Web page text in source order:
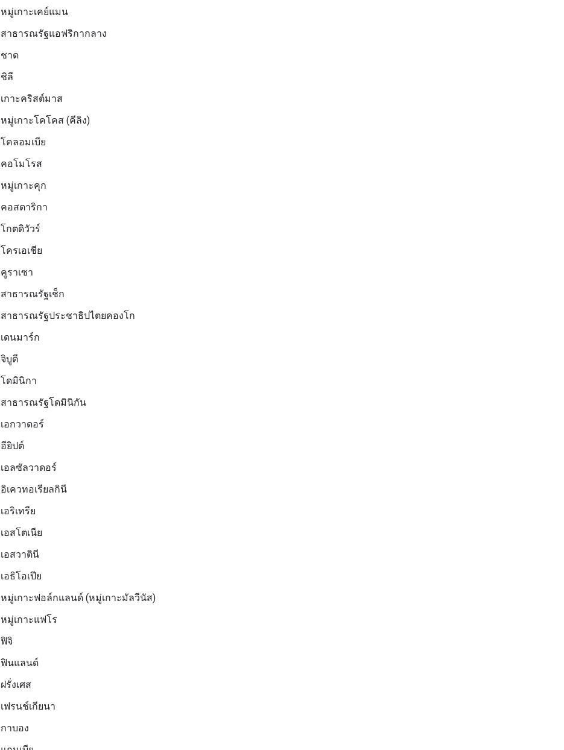
หมู่เกาะเคย์แมน
สาธารณรัฐแอฟริกากลาง
ชาด
ชิลี
เกาะคริสต์มาส
หมู่เกาะโคโคส (คีลิง)
โคลอมเบีย
คอโมโรส
หมู่เกาะคุก
คอสตาริกา
โกตดิวัวร์
โครเอเชีย
คูราเซา
สาธารณรัฐเช็ก
สาธารณรัฐประชาธิปไตยคองโก
เดนมาร์ก
จิบูตี
โดมินิกา
สาธารณรัฐโดมินิกัน
เอกวาดอร์
อียิปต์
เอลซัลวาดอร์
อิเควทอเรียลกินี
เอริเทรีย
เอสโตเนีย
เอสวาตินี
เอธิโอเปีย
หมู่เกาะฟอล์กแลนด์ (หมู่เกาะมัลวีนัส)
หมู่เกาะแฟโร
ฟิจิ
ฟินแลนด์
ฝรั่งเศส
เฟรนช์เกียนา
กาบอง